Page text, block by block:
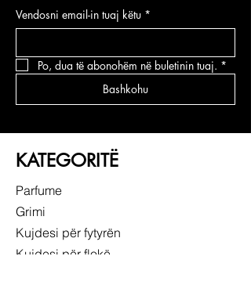
Vendosni email-in tuaj këtu *
Po, dua të abonohëm në buletinin tuaj. *
Bashkohu
KATEGORITË
Parfume
Grimi
Kujdesi për fytyrën
Kujdesi për flokë